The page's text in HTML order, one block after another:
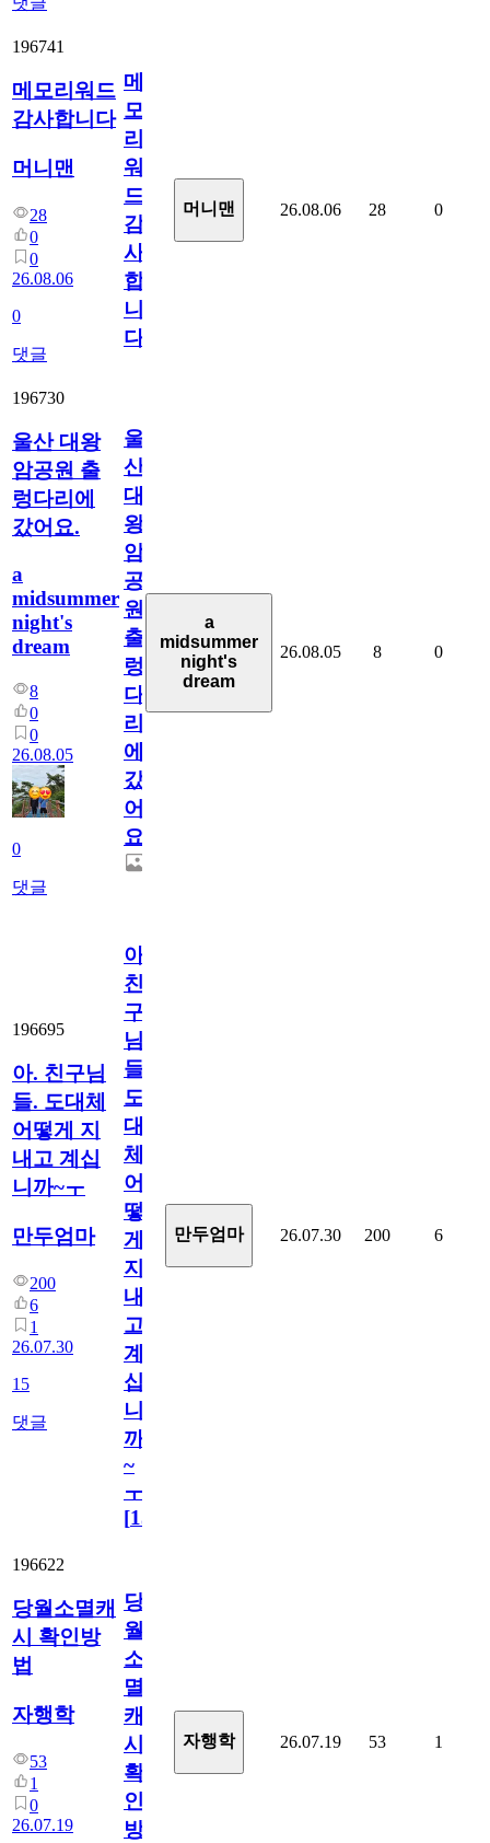
196741
메모리워드
감사합니다
머니맨
28
0
0
26.08.06
0
댓글
메
모
리
워
드
감
사
합
니
다
머니맨 26.08.06 28 0
196730
울산 대왕
암공원 출
렁다리에
갔어요.
a
midsummer
night's
dream
8
0
0
26.08.05
0
댓글
울
산
대
왕
암
공
원
출
렁
다
리
에
갔
어
요.
a
midsummer
night's
dream
26.08.05 8 0
196695
아. 친구님
들. 도대체
어떻게 지
내고 계십
니까~ㅜ
만두엄마
200
6
1
26.07.30
15
댓글
아.
친
구
님
들.
도
대
체
어
떻
게
지
내
고
계
십
니
까
~
ㅜ
[15
만두엄마 26.07.30 200 6
196622
당월소멸캐
시 확인방
법
자행학
53
1
0
26.07.19
당
월
소
멸
캐
시
확
인
방
자행학 26.07.19 53 1